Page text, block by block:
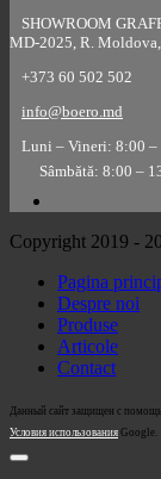
SHOWROOM
MD-2025, R.
+373 60 502 502
info@boero.md
Luni – Vineri: 8:00 –
Sâmbătă: 8:00 –
Copyright 2019 -
Pagina
Despre noi
Produse
Articole
Contact
Данный сайт защищен с
Условия использования Google.